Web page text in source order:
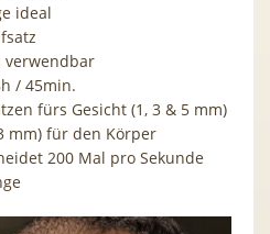
ideal
verwendbar
/ 45min.
fürs Gesicht (1, 3 & 5 mm)
mm) für den Körper
200 Mal pro Sekunde